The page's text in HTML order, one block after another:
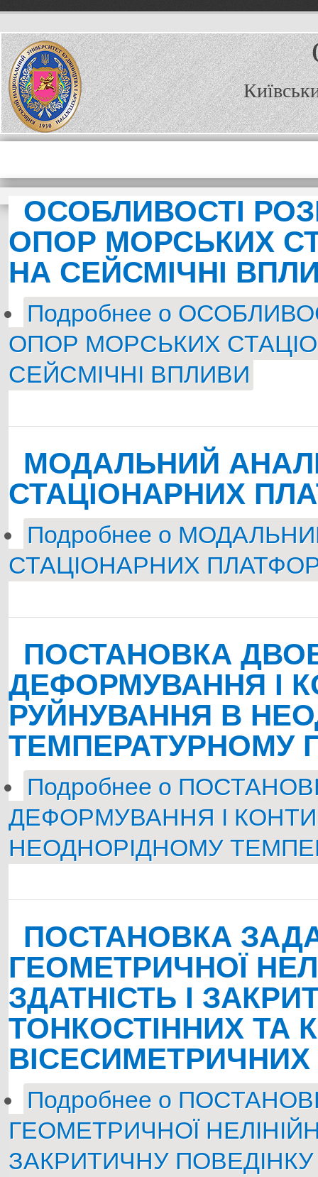
ОСОБЛИВОСТІ
ОПОР МОРСЬКИХ
НА СЕЙСМІЧНІ
Подробнее о
ОПОР МОРСЬКИХ
СЕЙСМІЧНІ ВПЛИВИ
МОДАЛЬНИЙ
СТАЦІОНАРНИХ
Подробнее о
СТАЦІОНАРНИХ
ПОСТАНОВКА
ДЕФОРМУВАННЯ І
РУЙНУВАННЯ В
ТЕМПЕРАТУРНОМУ
Подробнее о
ДЕФОРМУВАННЯ І
НЕОДНОРІДНОМУ
ПОСТАНОВКА
ГЕОМЕТРИЧНОЇ
ЗДАТНІСТЬ І
ТОНКОСТІННИХ ТА
ВІСЕСИМЕТРИЧНИХ
Подробнее о
ГЕОМЕТРИЧНОЇ
ЗАКРИТИЧНУ